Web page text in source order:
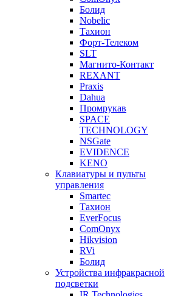
Болид
Nobelic
Тахион
Форт-Телеком
SLT
Магнито-Контакт
REXANT
Praxis
Dahua
Промрукав
SPACE
TECHNOLOGY
NSGate
EVIDENCE
KENO
Клавиатуры и пульты
управления
Smartec
Тахион
EverFocus
ComOnyx
Hikvision
RVi
Болид
Устройства инфракрасной
подсветки